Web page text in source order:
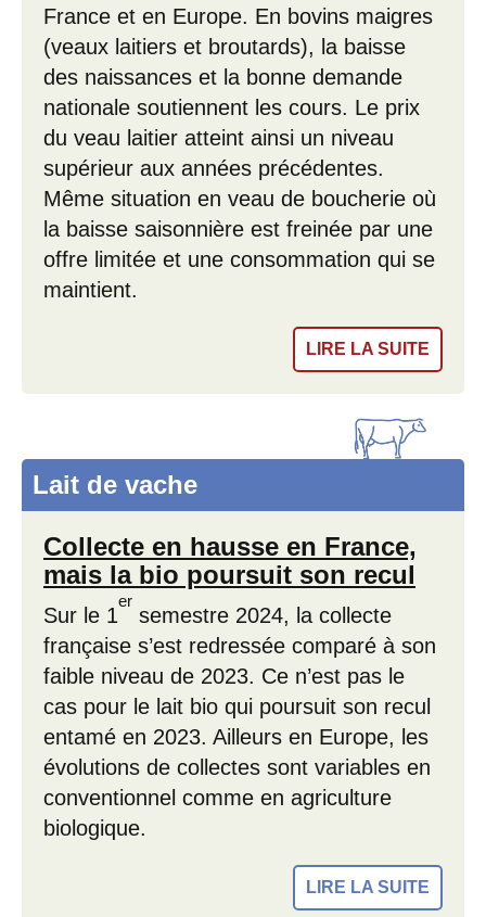
France et en Europe. En bovins maigres
(veaux laitiers et broutards), la baisse
des naissances et la bonne demande
nationale soutiennent les cours. Le prix
du veau laitier atteint ainsi un niveau
supérieur aux années précédentes.
Même situation en veau de boucherie où
la baisse saisonnière est freinée par une
offre limitée et une consommation qui se
maintient.
LIRE LA SUITE
Lait de vache
Collecte en hausse en France,
mais la bio poursuit son recul
Sur le 1
er
semestre 2024, la collecte
française s’est redressée comparé à son
faible niveau de 2023. Ce n’est pas le
cas pour le lait bio qui poursuit son recul
entamé en 2023. Ailleurs en Europe, les
évolutions de collectes sont variables en
conventionnel comme en agriculture
biologique.
LIRE LA SUITE